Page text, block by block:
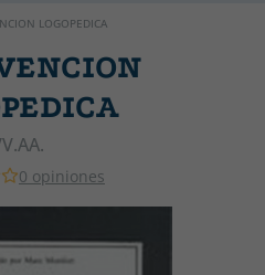
LOGOPEDICA
0 opiniones